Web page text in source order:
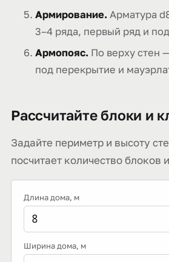
Армирование. Арматура
3–4 ряда, первый ряд и
Армопояс. По верху стен
под перекрытие и
Рассчитайте блоки и
Задайте периметр и высоту
посчитает количество блоков
Длина дома, м
Ширина дома, м